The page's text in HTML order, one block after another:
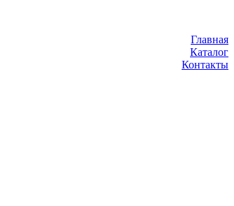
Главная
Каталог
Контакты